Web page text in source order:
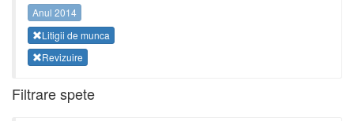
Anul 2014
Litigii de munca
Revizuire
Filtrare spete